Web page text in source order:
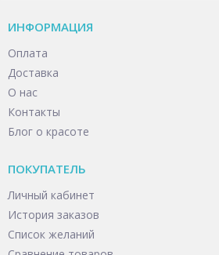
ИНФОРМАЦИЯ
Оплата
Доставка
О нас
Контакты
Блог о красоте
ПОКУПАТЕЛЬ
Личный кабинет
История заказов
Список желаний